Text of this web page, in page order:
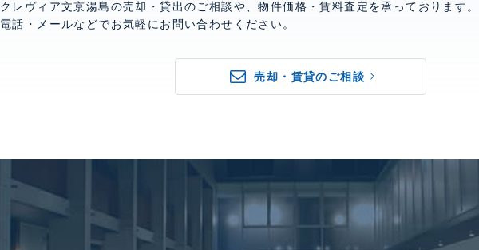
クレヴィア文京湯島の売却・貸出のご相談や、物件価格・賃料査定を承っております。
電話・メールなどでお気軽にお問い合わせください。
売却・賃貸のご相談